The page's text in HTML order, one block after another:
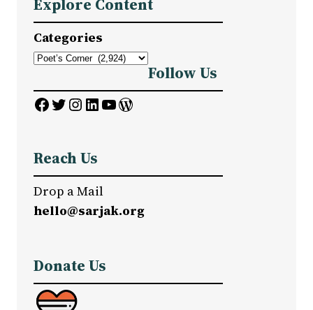
r
c
h
Explore Content
Categories
Follow Us
Facebook Twitter InstagramLinkedIn YouTube WordPress
Reach Us
Drop a Mail
hello@sarjak.org
Donate Us